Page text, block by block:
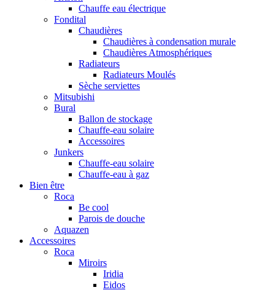
Chauffe eau électrique
Fondital
Chaudières
Chaudières à condensation murale
Chaudières Atmosphériques
Radiateurs
Radiateurs Moulés
Sèche serviettes
Mitsubishi
Bural
Ballon de stockage
Chauffe-eau solaire
Accessoires
Junkers
Chauffe-eau solaire
Chauffe-eau à gaz
Bien être
Roca
Be cool
Parois de douche
Aquazen
Accessoires
Roca
Miroirs
Iridia
Eidos